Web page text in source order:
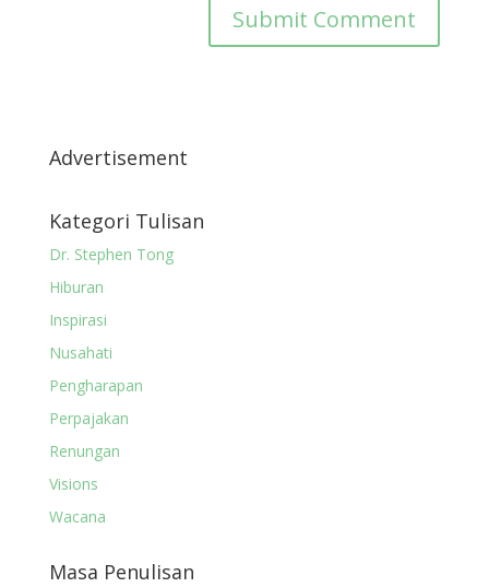
Advertisement
Kategori Tulisan
Dr. Stephen Tong
Hiburan
Inspirasi
Nusahati
Pengharapan
Perpajakan
Renungan
Visions
Wacana
Masa Penulisan